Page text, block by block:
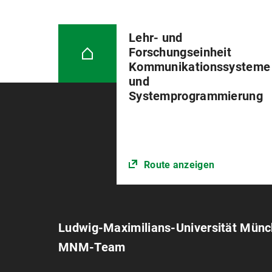
Lehr- und
Forschungseinheit
Kommunikationssysteme
und
Systemprogrammierung
Route anzeigen
Ludwig-Maximilians-Universität
MNM-Team